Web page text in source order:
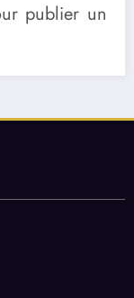
publier un